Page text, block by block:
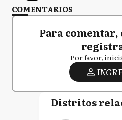
COMENTARIOS
Para comentar,
Por favor,
Distritos